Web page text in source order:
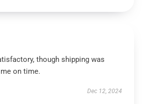
though shipping was
on time.
Dec 12, 2024